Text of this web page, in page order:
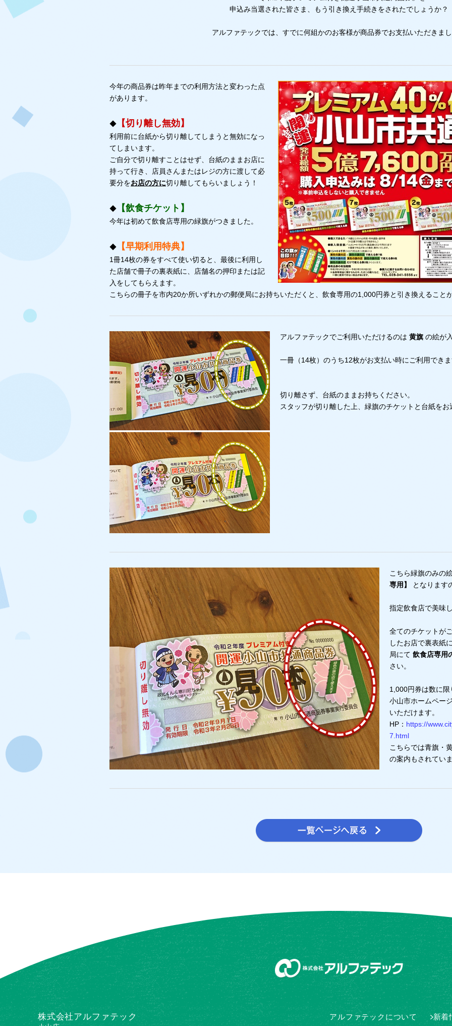
申込み当選された皆さま、もう引き換え手続きをされたでしょうか？
アルファテックでは、すでに何組かのお客様が商品券でお支払いただきま
今年の商品券は昨年までの利用方法と変わった点
があります。
◆ 【切り離し無効】
利用前に台紙から切り離してしまうと無効になっ
てしまいます。
ご自分で切り離すことはせず、台紙のままお店に
持って行き、店員さんまたはレジの方に渡して必
要分をお店の方に切り離してもらいましょう！
◆ 【飲食チケット】
今年は初めて飲食店専用の緑旗がつきました。
◆ 【早期利用特典】
1冊14枚の券をすべて使い切ると、最後に利用し
た店舗で冊子の裏表紙に、店舗名の押印または記
入をしてもらえます。
こちらの冊子を市内20か所いずれかの郵便局にお持ちいただくと、飲食専用の1,000円券と引き換えること
アルファテックでご利用いただけるのは 黄旗 の絵が
一冊（14枚）のうち12枚がお支払い時にご利用でき
切り離さず、台紙のままお持ちください。
スタッフが切り離した上、緑旗のチケットと台紙を
こちら緑旗のみの
専用】
となります
指定飲食店で美味
全てのチケットが
したお店で裏表紙
局にて 飲食店専用
さい。
1,000円券は数に
小山市ホームペー
いただけます。
HP： https://
7.html
こちらでは青旗・
の案内もされてい
株式会社アルファテック アルファテックについて 新着